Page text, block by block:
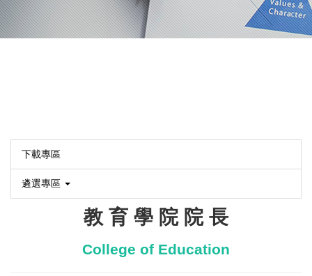
下載專區
遴選專區
教 育 學 院 院 長
College of Education